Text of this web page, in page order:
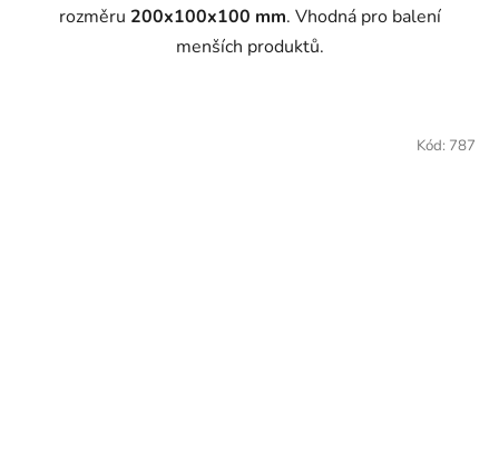
rozměru 200x100x100 mm. Vhodná pro balení
menších produktů.
Kód: 787